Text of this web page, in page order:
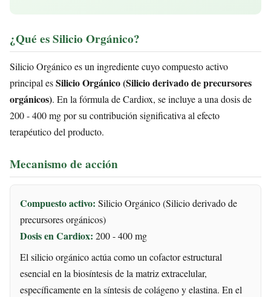
¿Qué es Silicio Orgánico?
Silicio Orgánico es un ingrediente cuyo compuesto activo
principal esSilicio Orgánico (Silicio derivado de precursores
orgánicos). En la fórmula de Cardiox, se incluye a una dosis de
200 - 400 mg por su contribución significativa al efecto
terapéutico del producto.
Mecanismo de acción
Compuesto activo: Silicio Orgánico (Silicio derivado de
precursores orgánicos)
Dosis en Cardiox: 200 - 400 mg
El silicio orgánico actúa como un cofactor estructural
esencial en la biosíntesis de la matriz extracelular,
específicamente en la síntesis de colágeno y elastina. En el